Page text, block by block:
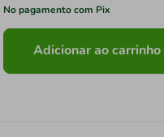
No pagamento com Pix
Adicionar ao carrinho